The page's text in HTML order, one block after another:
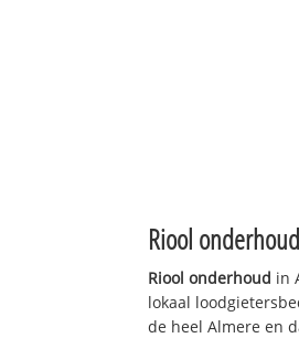
Riool onderhoud
Riool onderhoud in
lokaal
de heel Almere en